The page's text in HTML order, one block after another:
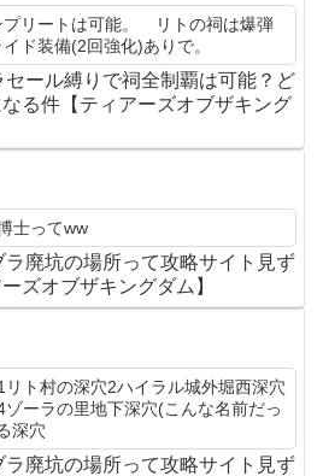
プリートは可能。 リトの祠は爆弾
ド装備(2回強化)ありで。
セール縛りで祠全制覇は可能？ど
る件【ティアーズオブザキング
士ってww
ラ廃坑の場所って攻略サイト見ず
ズオブザキングダム】
リト村の深穴2ハイラル城外堀西深穴
ーラの里地下深穴(こんな名前だっ
深穴
ラ廃坑の場所って攻略サイト見ず